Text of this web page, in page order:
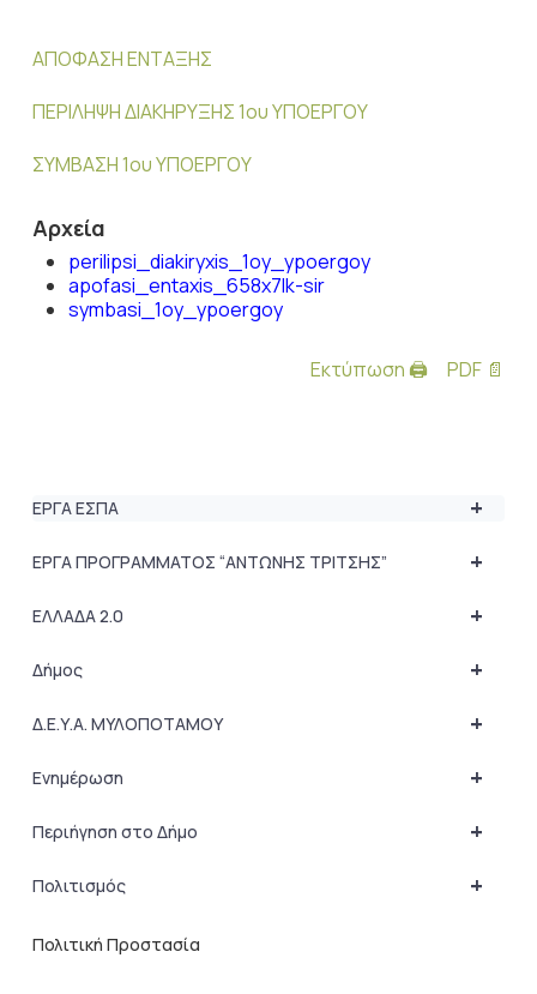
ΑΠΟΦΑΣΗ ΕΝΤΑΞΗΣ
ΠΕΡΙΛΗΨΗ ΔΙΑΚΗΡΥΞΗΣ 1ου ΥΠΟΕΡΓΟΥ
ΣΥΜΒΑΣΗ 1ου ΥΠΟΕΡΓΟΥ
Αρχεία
perilipsi_diakiryxis_1oy_ypoergoy
apofasi_entaxis_658x7lk-sir
symbasi_1oy_ypoergoy
Εκτύπωση 🖨 PDF 📄
+
ΕΡΓΑ ΕΣΠΑ
+
ΕΡΓΑ ΠΡΟΓΡΑΜΜΑΤΟΣ “ΑΝΤΩΝΗΣ ΤΡΙΤΣΗΣ”
+
ΕΛΛΑΔΑ 2.0
+
Δήμος
+
Δ.Ε.Υ.Α. ΜΥΛΟΠΟΤΑΜΟΥ
+
Ενημέρωση
+
Περιήγηση στο Δήμο
+
Πολιτισμός
Πολιτική Προστασία